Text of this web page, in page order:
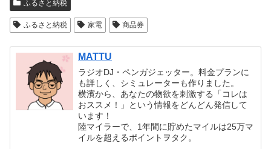
ふるさと納税
ふるさと納税 家電 商品券
MATTU
ラジオDJ・ペンガジェッター。料金プランに
も詳しく、シミュレーターも作りました。
横濱から、あなたの物欲を刺激する「コレは
おススメ！」という情報をどんどん発信して
います！
陸マイラーで、1年間に貯めたマイルは25万マ
イルを超えるポイントヲタク。